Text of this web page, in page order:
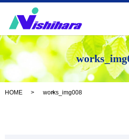
HOME works_img008